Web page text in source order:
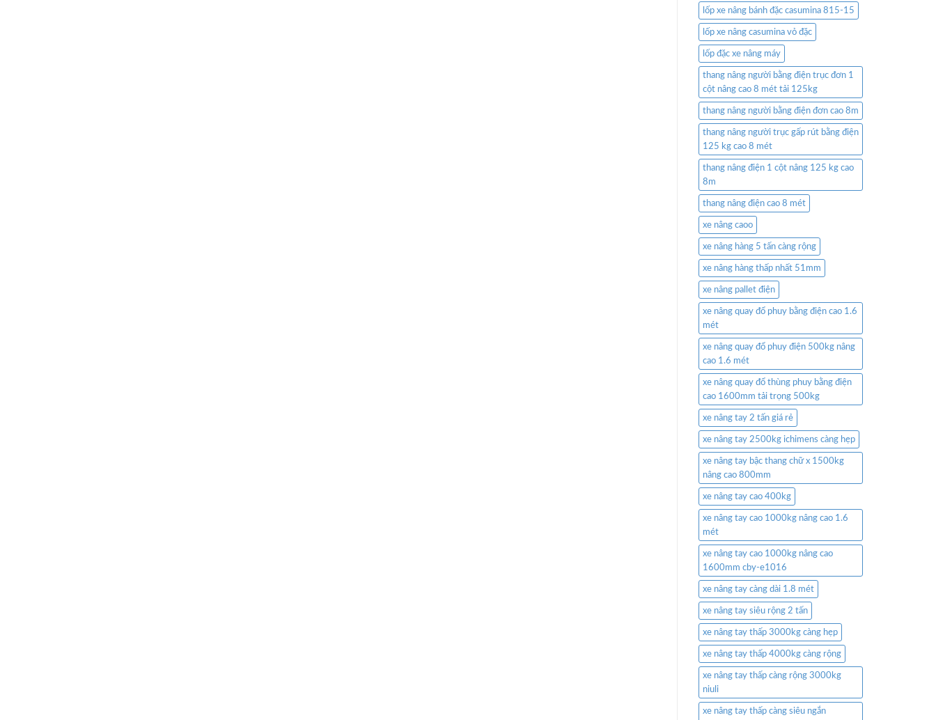
lốp xe nâng bánh đặc casumina 815-15
lốp xe nâng casumina vỏ đặc
lốp đặc xe nâng máy
thang nâng người bằng điện trục đơn 1
cột nâng cao 8 mét tải 125kg
thang nâng người bằng điện đơn cao 8m
thang nâng người trục gấp rút bằng điện
125 kg cao 8 mét
thang nâng điện 1 cột nâng 125 kg cao
8m
thang nâng điện cao 8 mét
xe nâng caoo
xe nâng hàng 5 tấn càng rộng
xe nâng hàng thấp nhất 51mm
xe nâng pallet điện
xe nâng quay đổ phuy bằng điện cao 1.6
mét
xe nâng quay đổ phuy điện 500kg nâng
cao 1.6 mét
xe nâng quay đổ thùng phuy bằng điện
cao 1600mm tải trọng 500kg
xe nâng tay 2 tấn giá rẻ
xe nâng tay 2500kg ichimens càng hẹp
xe nâng tay bậc thang chữ x 1500kg
nâng cao 800mm
xe nâng tay cao 400kg
xe nâng tay cao 1000kg nâng cao 1.6
mét
xe nâng tay cao 1000kg nâng cao
1600mm cby-e1016
xe nâng tay càng dài 1.8 mét
xe nâng tay siêu rộng 2 tấn
xe nâng tay thấp 3000kg càng hẹp
xe nâng tay thấp 4000kg càng rộng
xe nâng tay thấp càng rộng 3000kg
niuli
xe nâng tay thấp càng siêu ngắn